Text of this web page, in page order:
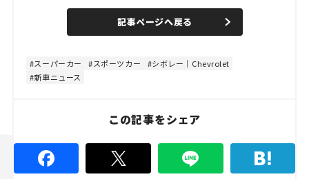
n
e
d
4
記事ページへ戻る
スーパーカー スポーツカー
シボレー｜Chevrolet
新車ニュース
この記事をシェア